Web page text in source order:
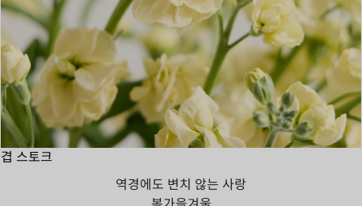
겹 스토크
역경에도 변치 않는 사랑